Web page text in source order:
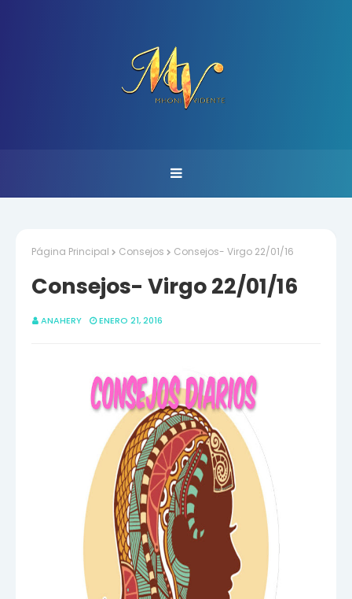
Página Principal Consejos Consejos- Virgo 22/01/16
Consejos- Virgo 22/01/16
ANAHERY ENERO 21, 2016